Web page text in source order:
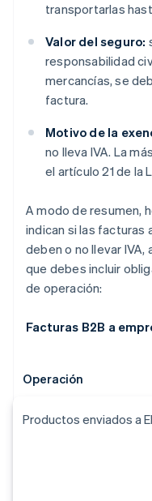
transportarlas
Valor del seguro:
responsabilidad
mercancías, se
factura.
Motivo de la
no lleva IVA. La
el artículo 21 de la
A modo de resumen,
indican si las
deben o no llevar
que debes incluir
de operación:
Facturas B2B a
Operación
Productos enviados a